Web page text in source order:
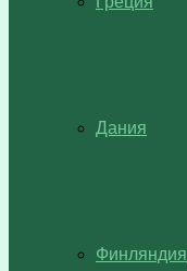
Дания
Финляндия